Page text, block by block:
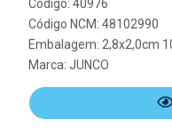
Código: 40976
Código NCM: 48102990
Embalagem: 2,8x2,0cm
Marca: JUNCO